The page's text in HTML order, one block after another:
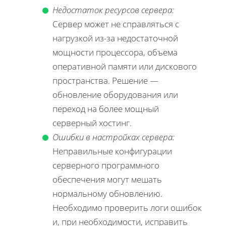
Недостаток ресурсов сервера:
Сервер может не справляться с
нагрузкой из-за недостаточной
мощности процессора, объема
оперативной памяти или дискового
пространства. Решение —
обновление оборудования или
переход на более мощный
серверный хостинг.
Ошибки в настройках сервера:
Неправильные конфигурации
серверного программного
обеспечения могут мешать
нормальному обновлению.
Необходимо проверить логи ошибок
и, при необходимости, исправить